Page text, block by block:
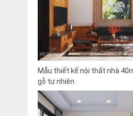
Mẫu thiết kế nội thất nhà
gỗ tự nhiên